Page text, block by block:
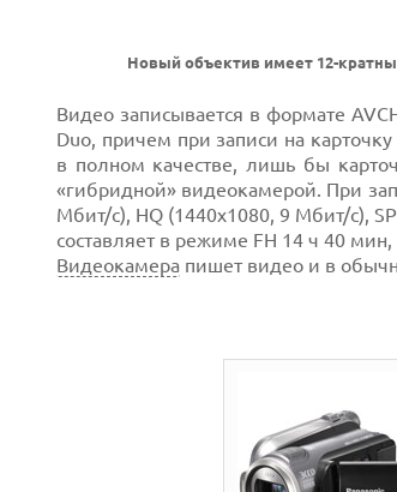
Новый объектив имеет 12-
Видео записывается в формате
Duo, причем при записи на
в полном качестве, лишь бы
«гибридной» видеокамерой. При
Мбит/с), HQ (1440x1080, 9 Мбит/с),
составляет в режиме FH 14 ч 40
Видеокамера пишет видео и в